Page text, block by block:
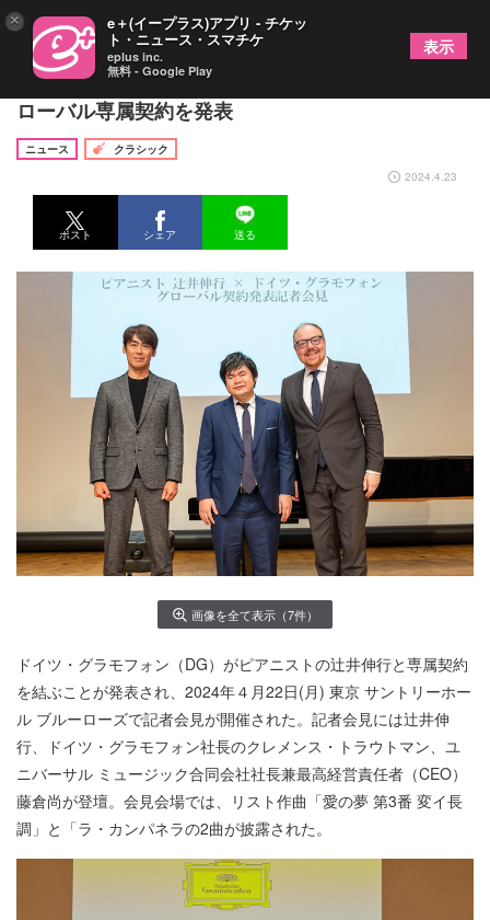
ドイツ・グラモフォンがピアニスト、辻井伸行とグ
ローバル専属契約を発表
ニュース
クラシック
2024.4.23
ポスト シェア 送る
画像を全て表示（7件）
ドイツ・グラモフォン（DG）がピアニストの辻井伸行と専属契約
を結ぶことが発表され、2024年４月22日(月) 東京 サントリーホー
ル ブルーローズで記者会見が開催された。記者会見には辻井伸
行、ドイツ・グラモフォン社長のクレメンス・トラウトマン、ユ
ニバーサル ミュージック合同会社社長兼最高経営責任者（CEO）
藤倉尚が登壇。会見会場では、リスト作曲「愛の夢 第3番 変イ長
調」と「ラ・カンパネラの2曲が披露された。
× e＋(イープラス)アプリ - チケッ
ト・ニュース・スマチケ
eplus inc.
無料 - Google Play
表示